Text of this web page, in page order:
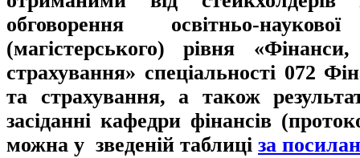
обговорення освітньо-
(магістерського) рівня
страхування» спеціальності 072
та страхування, а також
засіданні кафедри фінансів
можна у зведеній таблиці за